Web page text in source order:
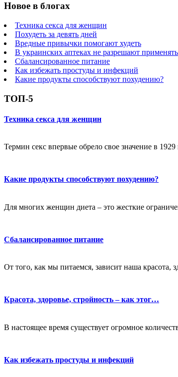
Новое в блогах
Техника секса для женщин
Похудеть за девять дней
Вредные привычки помогают худеть
В украинских аптеках не разрешают
Сбалансированное питание
Как избежать простуды и инфекций
Какие продукты способствуют похудению?
ТОП-5
Техника секса для женщин
Термин секс впервые обрело свое значение в
Какие продукты способствуют похудению?
Для многих женщин диета – это жесткие
Сбалансированное питание
От того, как мы питаемся, зависит наша красота,
Красота, здоровье, стройность – как этог…
В настоящее время существует огромное
Как избежать простуды и инфекций